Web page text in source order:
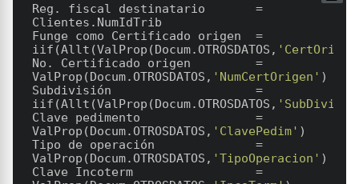
Reg. fiscal destinatario       =
Clientes.NumIdTrib
Funge como Certificado origen  =
iif(Allt(ValProp(Docum.OTROSDATOS,
No. Certificado origen         =
ValProp(Docum.OTROSDATOS, 'NumCertOrigen' )
Subdivisión                    =
iif(Allt(ValProp(Docum.OTROSDATOS,
Clave pedimento                =
ValProp(Docum.OTROSDATOS, 'ClavePedim' )
Tipo de operación              =
ValProp(Docum.OTROSDATOS, 'TipoOperacion' )
Clave Incoterm                 =